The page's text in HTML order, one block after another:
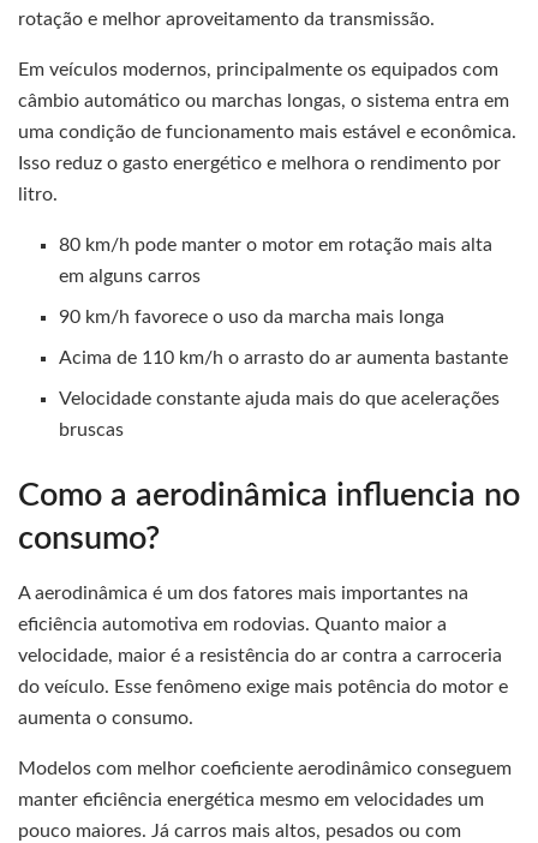
rotação e melhor aproveitamento da transmissão.
Em veículos modernos, principalmente os equipados com
câmbio automático ou marchas longas, o sistema entra em
uma condição de funcionamento mais estável e econômica.
Isso reduz o gasto energético e melhora o rendimento por
litro.
80 km/h pode manter o motor em rotação mais alta
em alguns carros
90 km/h favorece o uso da marcha mais longa
Acima de 110 km/h o arrasto do ar aumenta bastante
Velocidade constante ajuda mais do que acelerações
bruscas
Como a aerodinâmica influencia no
consumo?
A aerodinâmica é um dos fatores mais importantes na
eficiência automotiva em rodovias. Quanto maior a
velocidade, maior é a resistência do ar contra a carroceria
do veículo. Esse fenômeno exige mais potência do motor e
aumenta o consumo.
Modelos com melhor coeficiente aerodinâmico conseguem
manter eficiência energética mesmo em velocidades um
pouco maiores. Já carros mais altos, pesados ou com